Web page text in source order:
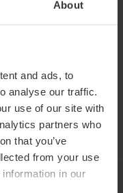
About
and ads, to
analyse our traffic.
use of our site with
partners who
that you’ve
from your use
in our
kopen